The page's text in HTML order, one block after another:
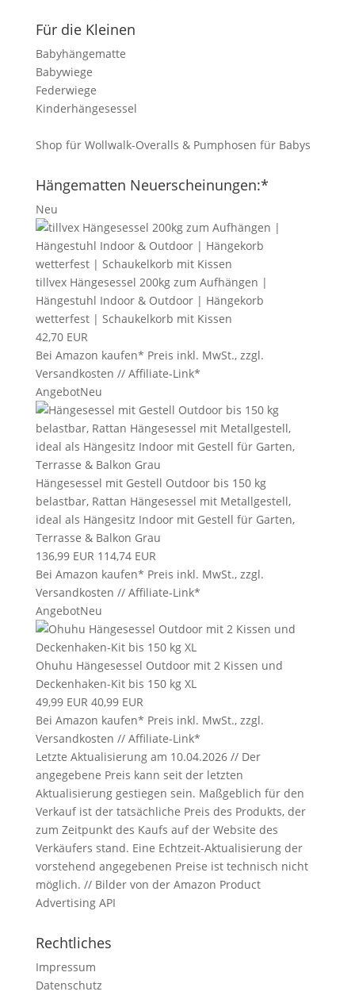
Für die Kleinen
Babyhängematte
Babywiege
Federwiege
Kinderhängesessel
Shop für Wollwalk-Overalls & Pumphosen für Babys
Hängematten Neuerscheinungen:*
Neu
tillvex Hängesessel 200kg zum Aufhängen |
Hängestuhl Indoor & Outdoor | Hängekorb
wetterfest | Schaukelkorb mit Kissen
42,70 EUR
Bei Amazon kaufen* Preis inkl. MwSt., zzgl.
Versandkosten // Affiliate-Link*
AngebotNeu
Hängesessel mit Gestell Outdoor bis 150 kg
belastbar, Rattan Hängesessel mit Metallgestell,
ideal als Hängesitz Indoor mit Gestell für Garten,
Terrasse & Balkon Grau
136,99 EUR 114,74 EUR
Bei Amazon kaufen* Preis inkl. MwSt., zzgl.
Versandkosten // Affiliate-Link*
AngebotNeu
Ohuhu Hängesessel Outdoor mit 2 Kissen und
Deckenhaken-Kit bis 150 kg XL
49,99 EUR 40,99 EUR
Bei Amazon kaufen* Preis inkl. MwSt., zzgl.
Versandkosten // Affiliate-Link*
Letzte Aktualisierung am 10.04.2026 // Der
angegebene Preis kann seit der letzten
Aktualisierung gestiegen sein. Maßgeblich für den
Verkauf ist der tatsächliche Preis des Produkts, der
zum Zeitpunkt des Kaufs auf der Website des
Verkäufers stand. Eine Echtzeit-Aktualisierung der
vorstehend angegebenen Preise ist technisch nicht
möglich. // Bilder von der Amazon Product
Advertising API
Rechtliches
Impressum
Datenschutz